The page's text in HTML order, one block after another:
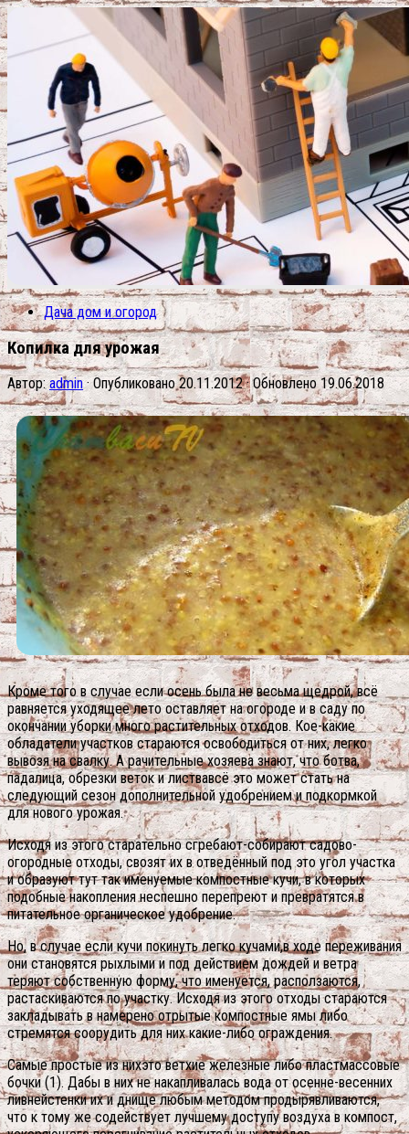
Дача дом и огород
Копилка для урожая
Автор:admin · Опубликовано20.11.2012· Обновлено 19.06.2018
Кроме того в случае если осень была не весьма щедрой, всё
равняется уходящее лето оставляет на огороде и в саду по
окончании уборки много растительных отходов. Кое-какие
обладатели участков стараются освободиться от них, легко
вывозя на свалку. А рачительные хозяева знают, что ботва,
падалица, обрезки веток и листвавсё это может стать на
следующий сезон дополнительной удобрением и подкормкой
для нового урожая.
Исходя из этого старательно сгребают-собирают садово-
огородные отходы, свозят их в отведённый под это угол участка
и образуют тут так именуемые компостные кучи, в которых
подобные накопления неспешно перепреют и превратятся в
питательное органическое удобрение.
Но, в случае если кучи покинуть легко кучами,в ходе переживания
они становятся рыхлыми и под действием дождей и ветра
теряют собственную форму, что именуется, расползаются,
растаскиваются по участку. Исходя из этого отходы стараются
закладывать в намерено отрытые компостные ямы либо
стремятся соорудить для них какие-либо ограждения.
Самые простые из нихэто ветхие железные либо пластмассовые
бочки (1). Дабы в них не накапливалась вода от осенне-весенних
ливнейстенки их и днище любым методом продырявливаются,
что к тому же содействует лучшему доступу воздуха в компост,